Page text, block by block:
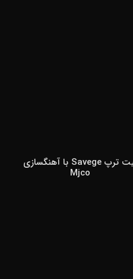
بیت ترپ Savege با آهنگسازی
Mjco